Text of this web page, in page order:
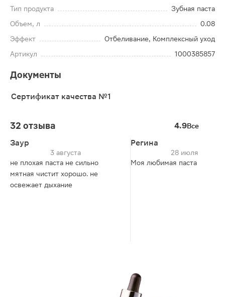
Тип продукта
Зубная паста
Объем, л
0.08
Эффект
Отбеливание, Комплексный уход
Артикул
1000385857
Документы
Сертификат качества №1
32 отзыва 4.9Все
Заур
3 августа
не плохая паста не сильно
мятная чистит хорошо. не
освежает дыхание
Регина
28 июля
Моя любимая паста